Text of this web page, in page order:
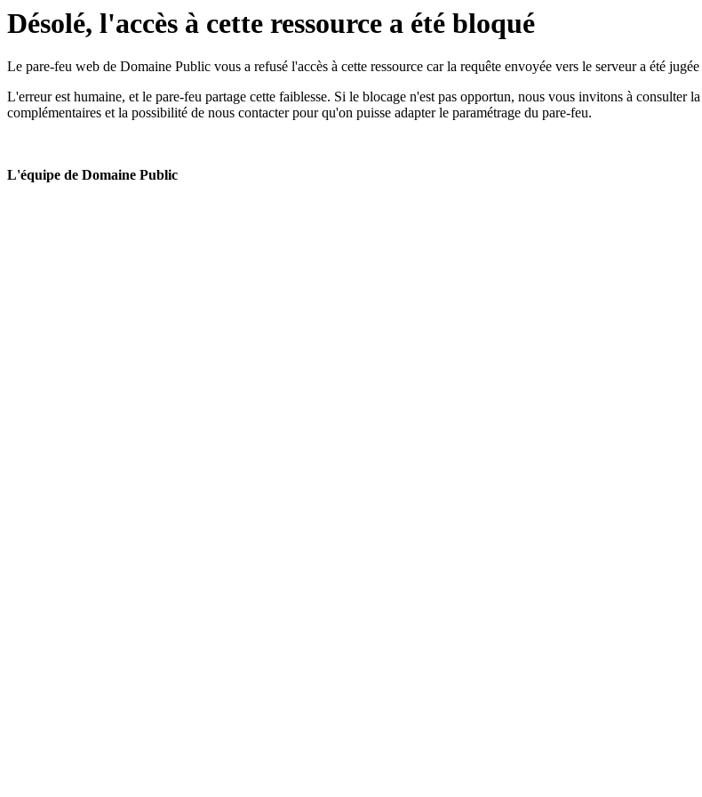
Désolé, l'accès à cette ressource a été bloqué
Le pare-feu web de Domaine Public vous a refusé l'accès à cette ressource car la requête envoyée vers le serveur a été jugée
L'erreur est humaine, et le pare-feu partage cette faiblesse. Si le blocage n'est pas opportun, nous vous invitons à consulter
complémentaires et la possibilité de nous contacter pour qu'on puisse adapter le paramétrage du pare-feu.
L'équipe de Domaine Public